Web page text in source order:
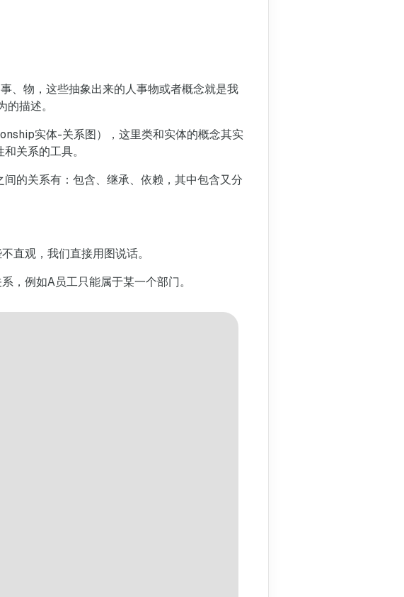
、物，这些抽象出来的人事物或者概念就是我
描述。
实体-关系图），这里类和实体的概念其实
关系的工具。
的关系有：包含、继承、依赖，其中包含又分
直观，我们直接用图说话。
，例如A员工只能属于某一个部门。